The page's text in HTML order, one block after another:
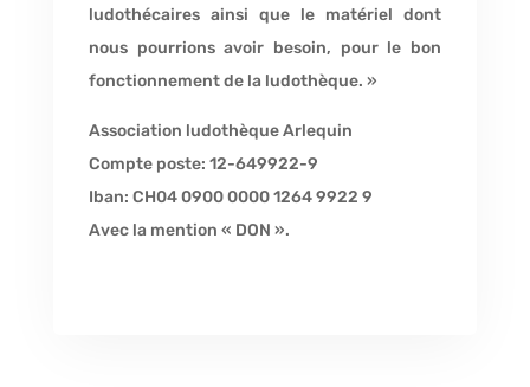
ludothécaires ainsi que le matériel dont
nous pourrions avoir besoin, pour le bon
fonctionnement de la ludothèque. »
Association ludothèque Arlequin
Compte poste: 12-649922-9
Iban: CH04 0900 0000 1264 9922 9
Avec la mention « DON ».